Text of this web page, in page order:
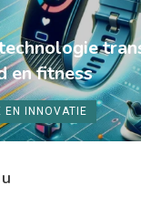
EN INNOVATIE
en fitness